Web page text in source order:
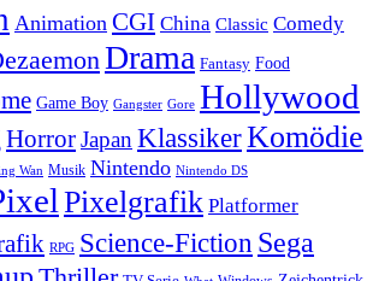
Animation CGI China Classic Comedy
Drama Fantasy Food
Game Boy Gangster Gore Hollywood
HorrorJapanKlassikerKomödie
Wan Musik Nintendo Nintendo DS
Pixelgrafik Platformer
RPG Science-Fiction Sega